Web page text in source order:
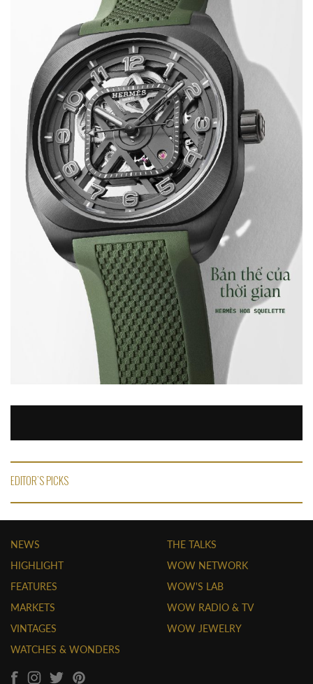
EDITOR'S PICKS
NEWS
HIGHLIGHT
FEATURES
MARKETS
VINTAGES
WATCHES & WONDERS
THE TALKS
WOW NETWORK
WOW'S LAB
WOW RADIO & TV
WOW JEWELRY